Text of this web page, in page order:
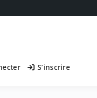
S’inscrire